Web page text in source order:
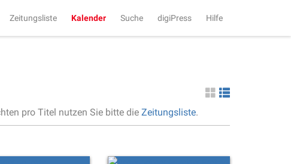
Zeitungsliste Kalender Suche digiPress Hilfe
pro Titel nutzen Sie bitte die Zeitungsliste.